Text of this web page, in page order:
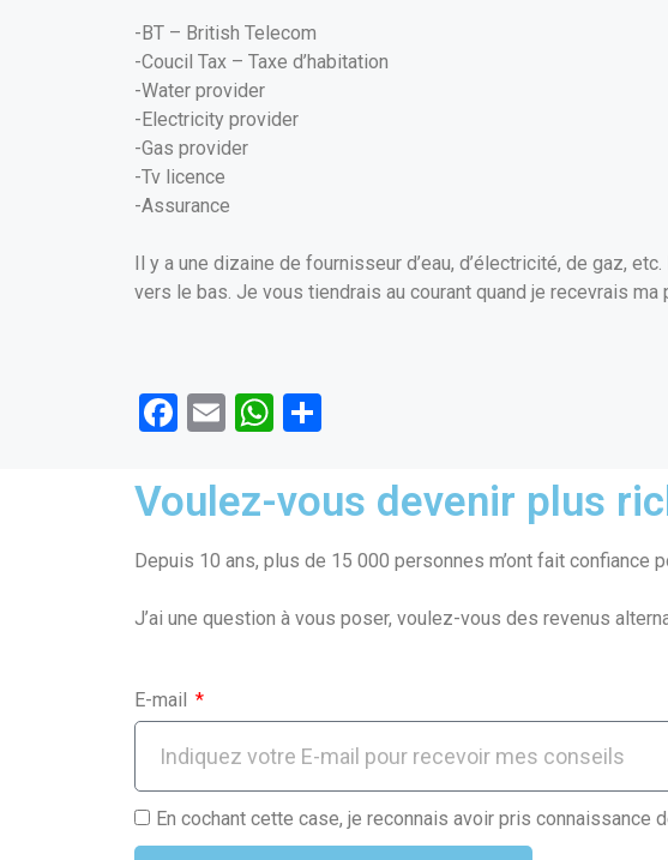
-BT – British Telecom
-Coucil Tax – Taxe d’habitation
-Water provider
-Electricity provider
-Gas provider
-Tv licence
-Assurance
Il y a une dizaine de fournisseur d’eau, d’électricité, de gaz,
vers le bas. Je vous tiendrais au courant quand je recevrais ma
F
ce
b
o
o
E
ail
W
at
s
A
p
ta
g
er
Voulez-vous devenir plus
Depuis 10 ans, plus de 15 000 personnes m’ont fait
J’ai une question à vous poser, voulez-vous des revenus
E-mail
En cochant cette case, je reconnais avoir pris